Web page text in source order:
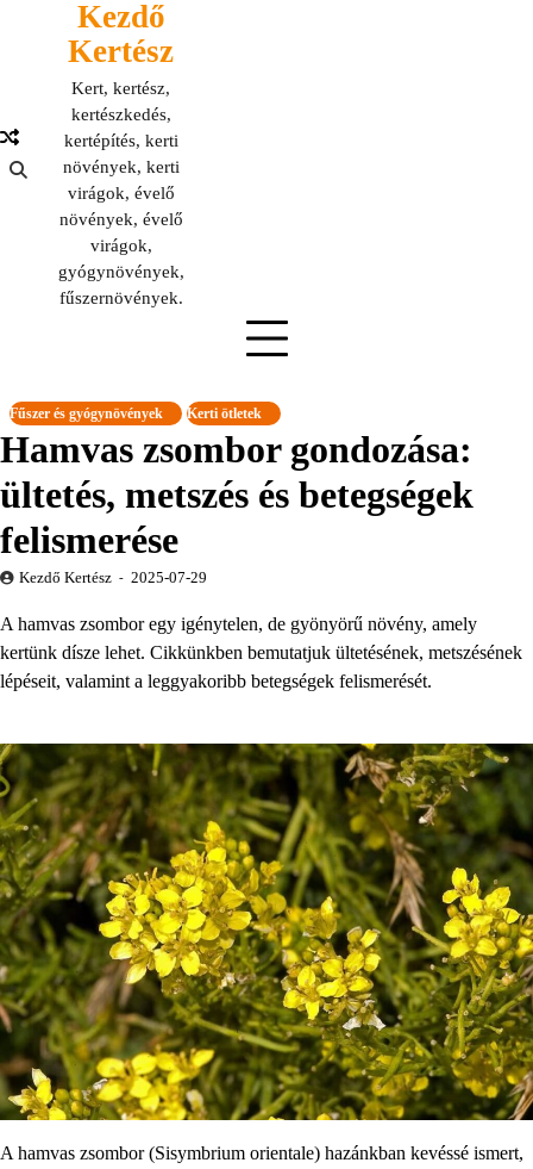
Kezdő
Kertész
Kert, kertész,
kertészkedés,
kertépítés, kerti
növények, kerti
virágok, évelő
növények, évelő
virágok,
gyógynövények,
fűszernövények.
Fűszer és gyógynövények Kerti ötletek
Hamvas zsombor gondozása:
ültetés, metszés és betegségek
felismerése
Kezdő Kertész 2025-07-29
A hamvas zsombor egy igénytelen, de gyönyörű növény, amely
kertünk dísze lehet. Cikkünkben bemutatjuk ültetésének, metszésének
lépéseit, valamint a leggyakoribb betegségek felismerését.
A hamvas zsombor (Sisymbrium orientale) hazánkban kevéssé ismert,